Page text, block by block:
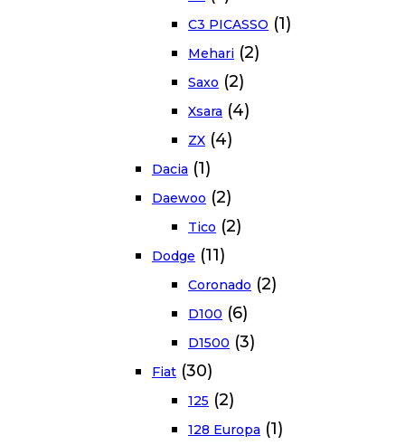
C3 PICASSO (1)
Mehari (2)
Saxo (2)
Xsara (4)
ZX (4)
Dacia (1)
Daewoo (2)
Tico (2)
Dodge (11)
Coronado (2)
D100 (6)
D1500 (3)
Fiat (30)
125 (2)
128 Europa (1)